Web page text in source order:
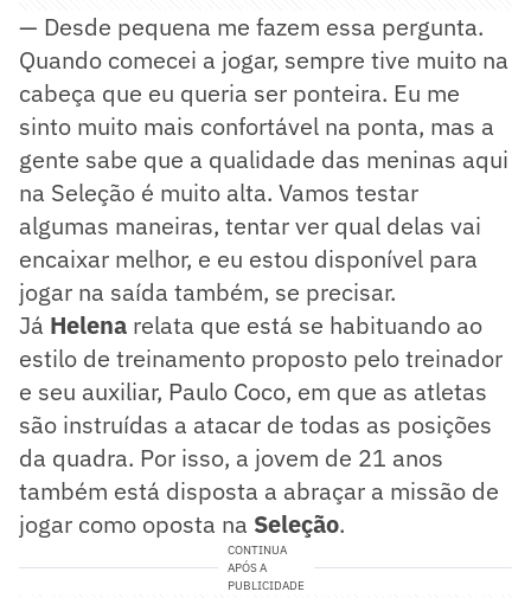
— Desde pequena me fazem essa pergunta.
Quando comecei a jogar, sempre tive muito na
cabeça que eu queria ser ponteira. Eu me
sinto muito mais confortável na ponta, mas a
gente sabe que a qualidade das meninas aqui
na Seleção é muito alta. Vamos testar
algumas maneiras, tentar ver qual delas vai
encaixar melhor, e eu estou disponível para
jogar na saída também, se precisar.
Já Helena relata que está se habituando ao
estilo de treinamento proposto pelo treinador
e seu auxiliar, Paulo Coco, em que as atletas
são instruídas a atacar de todas as posições
da quadra. Por isso, a jovem de 21 anos
também está disposta a abraçar a missão de
jogar como oposta na Seleção.
CONTINUA
APÓS A
PUBLICIDADE